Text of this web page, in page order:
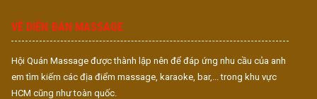
VỀ DIỄN ĐÀN MASSAGE
Hội Quán Massage được thành lập nên để đáp ứng nhu cầu của anh
em tìm kiếm các địa điểm massage, karaoke, bar,... trong khu vực
HCM cũng như toàn quốc.